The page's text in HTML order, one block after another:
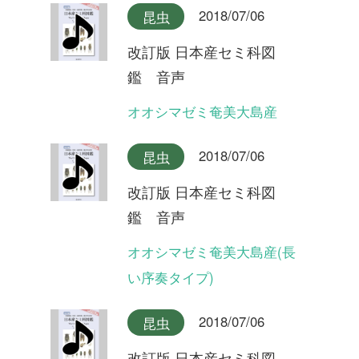
昆虫 2018/07/06
改訂版 日本産セミ科図
鑑 音声
改訂版 日本産セミ科図
鑑 音声
ヒグラシ奄美大島産
昆虫 2018/07/06
改訂版 日本産セミ科図
ヒグラシ(夜明けの合唱)